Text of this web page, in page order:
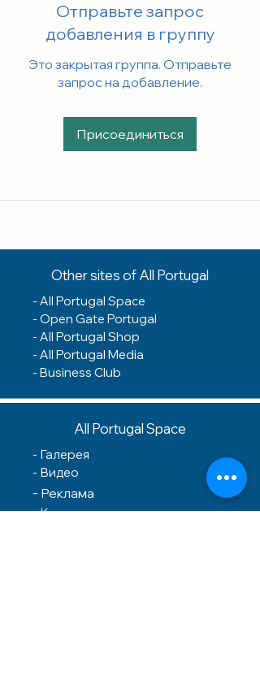
Отправьте запрос
добавления в группу
Это закрытая группа. Отправьте
запрос на добавление.
Присоединиться
Other sites of All Portugal
- All Portugal Space
- Open Gate Portugal
- All Portugal Shop
- All Portugal Media
- Business Club
All Portugal Space
- Галерея
- Видео
- Реклама
-Контакты